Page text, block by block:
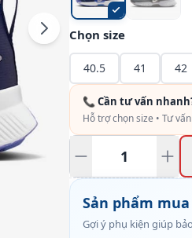
Chọn size
40.5 41 42
📞 Cần tư vấn
Hỗ trợ chọn size • Tư
Sản phẩm
Gợi ý phụ kiện giúp